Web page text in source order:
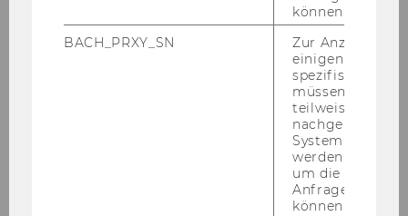
per­son wants com­plain, he can raise a com­
plaint against the in­ves­ti­ga­ti­on re­sults. If on the
other hand he does not want to raise a com­
plaint, he has to pay the im­po­sed pe­nal­ty wit­
For rai­sing a com­plaint, he has to dif­fe­ren­tia­te
bet­ween traf­fic pe­n­al­ties and Par­king me­ters
If the pu­ni­ti­ve man­da­te is traf­fic pe­n­al­ties, he
has to raise the com­plaint to the ad­mi­nis­tra­ti­ve
können.
BACH_PRXY_SN
Zur Anzeige von
einigen WU-
spezifischen
müssen
teilweise von
nachgelagerten
System
werden.
um die Antwort
Anfrage
können.